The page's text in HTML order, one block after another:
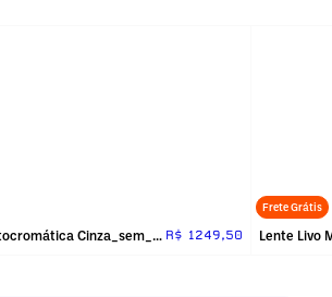
Lente Livo Multi Fina Fotocromática Cinza_sem_receita R$ 1249,50
Frete Grátis